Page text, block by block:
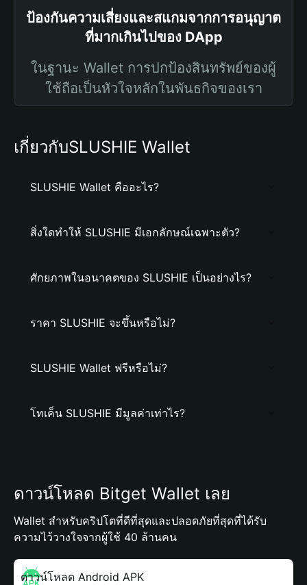
ป้องกันความเสี่ยงและสแกมจากการอนุญาต
ที่มากเกินไปของ DApp
ในฐานะ Wallet การปกป้องสินทรัพย์ของผู้
ใช้ถือเป็นหัวใจหลักในพันธกิจของเรา
เกี่ยวกับSLUSHIE Wallet
SLUSHIE Wallet คืออะไร?
สิ่งใดทำให้ SLUSHIE มีเอกลักษณ์เฉพาะตัว?
ศักยภาพในอนาคตของ SLUSHIE เป็นอย่างไร?
ราคา SLUSHIE จะขึ้นหรือไม่?
SLUSHIE Wallet ฟรีหรือไม่?
โทเค็น SLUSHIE มีมูลค่าเท่าไร?
ดาวน์โหลด Bitget Wallet เลย
Wallet สำหรับคริปโตที่ดีที่สุดและปลอดภัยที่สุดที่ได้รับ
ความไว้วางใจจากผู้ใช้ 40 ล้านคน
ดาวน์โหลด Android APK